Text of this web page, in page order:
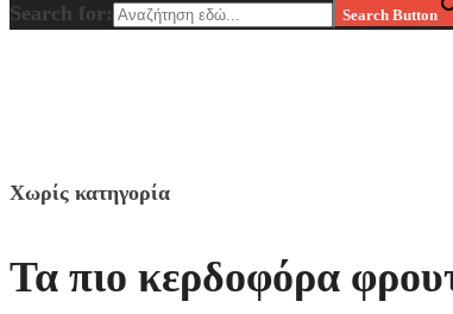
Search for: Search Button
Χωρίς κατηγορία
Τα πιο κερδοφόρα